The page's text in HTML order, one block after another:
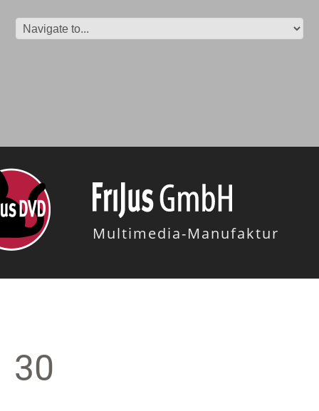
Multimedia-Manufaktur
30